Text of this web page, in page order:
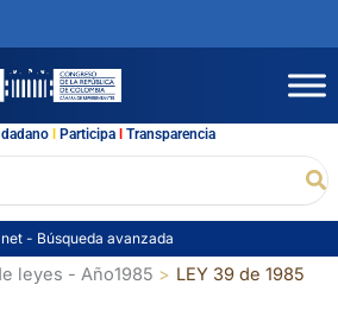
l Participal Transparencia
- Búsqueda avanzada
leyes - Año1985 LEY 39 de 1985